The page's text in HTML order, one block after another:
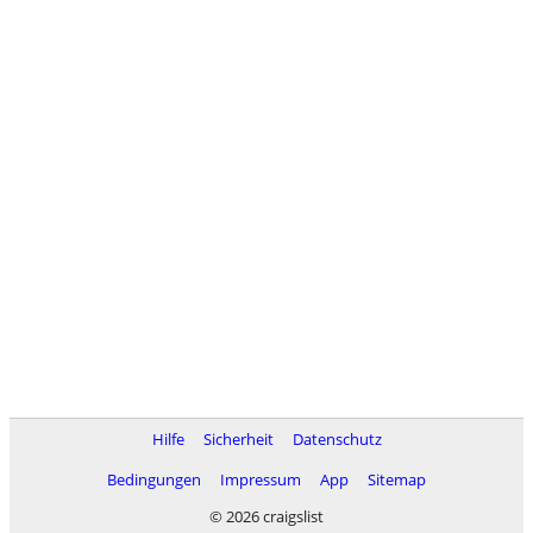
Hilfe Sicherheit
Datenschutz
Bedingungen
Impressum App
Sitemap
© 2026 craigslist